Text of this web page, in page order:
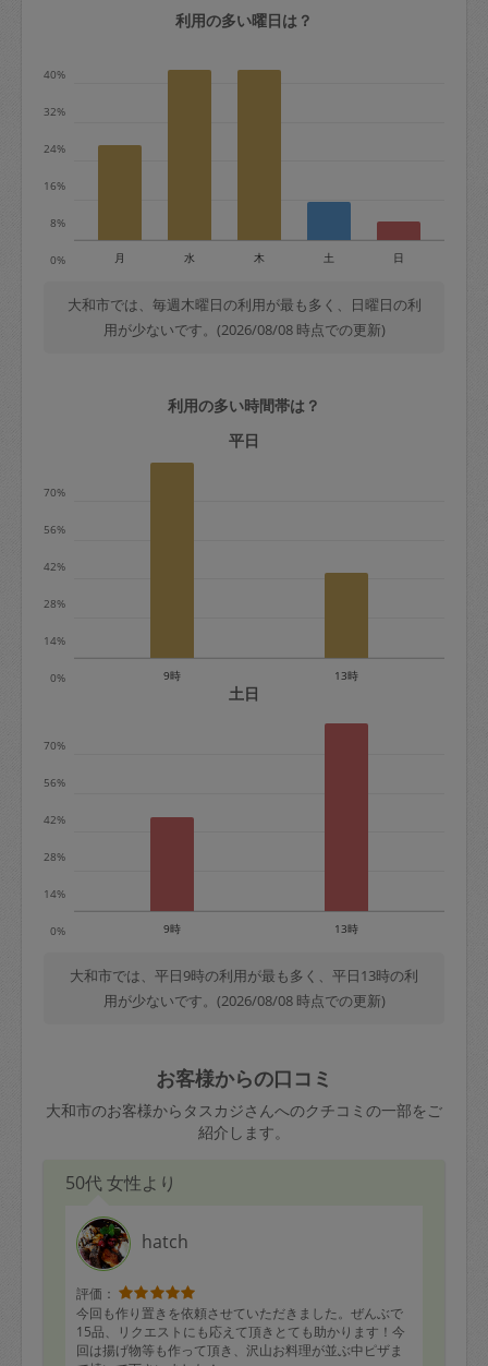
※例：依頼日時／土曜日午前9時開始の場
＋交通費全額
依頼者不在による当日キャンセル＝依頼
金額の100%＋交通費全額
定期契約をキャンセルする場合、毎週定
期は月2回まで隔週定期は月1回までキャ
ンセル料は発生しません。それ以上はキ
※キャンセル料金の設定について：
定期依頼1回（3時間）の金額とスポット
はありますか？
利用の多い曜日は？
0%
8%
16%
24%
32%
40%
月 水 木 土 日
大和市では、毎週木曜日の利用が最も多く、日曜日の利
用が少ないです。(2026/08/08 時点での更新)
利用の多い時間帯は？
平日
0%
14%
28%
42%
56%
70%
9時 13時
土日
0%
14%
28%
42%
56%
70%
9時 13時
大和市では、平日9時の利用が最も多く、平日13時の利
用が少ないです。(2026/08/08 時点での更新)
お客様からの口コミ
大和市のお客様からタスカジさんへのクチコミの一部をご
紹介します。
50代 女性より
hatch
評価：
今回も作り置きを依頼させていただきました。ぜんぶで
15品、リクエストにも応えて頂きとても助かります！今
回は揚げ物等も作って頂き、沢山お料理が並ぶ中ピザま